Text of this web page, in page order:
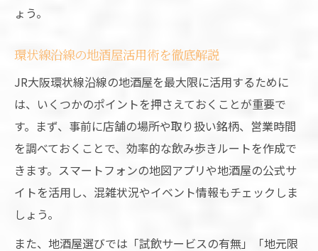
ょう。
環状線沿線の地酒屋活用術を徹底解説
JR大阪環状線沿線の地酒屋を最大限に活用するために
は、いくつかのポイントを押さえておくことが重要で
す。まず、事前に店舗の場所や取り扱い銘柄、営業時間
を調べておくことで、効率的な飲み歩きルートを作成で
きます。スマートフォンの地図アプリや地酒屋の公式サ
イトを活用し、混雑状況やイベント情報もチェックしま
しょう。
また、地酒屋選びでは「試飲サービスの有無」「地元限